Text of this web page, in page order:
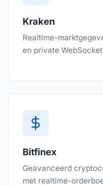
Kraken
Realtime-
en private
Bitfinex
Geavanceerd
met realtime-